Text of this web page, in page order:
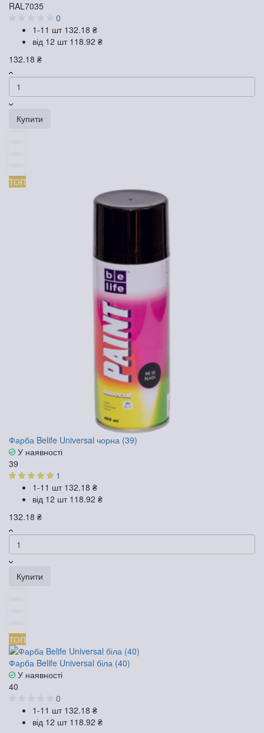
RAL7035
0
1-11 шт 132.18 ₴
від 12 шт 118.92 ₴
132.18 ₴
Купити
ТОП
Фарба Belife Universal чорна (39)
У наявності
39
1
1-11 шт 132.18 ₴
від 12 шт 118.92 ₴
132.18 ₴
Купити
ТОП
Фарба Belife Universal біла (40)
У наявності
40
0
1-11 шт 132.18 ₴
від 12 шт 118.92 ₴